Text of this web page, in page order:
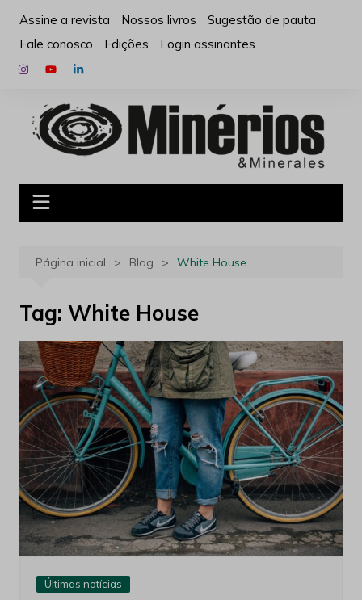
para
conteúdo
Assine a revista Nossos livros
Sugestão de pauta
Fale conosco
Edições Login assinantes
Página inicial Blog White House
Tag: White House
Últimas notícias